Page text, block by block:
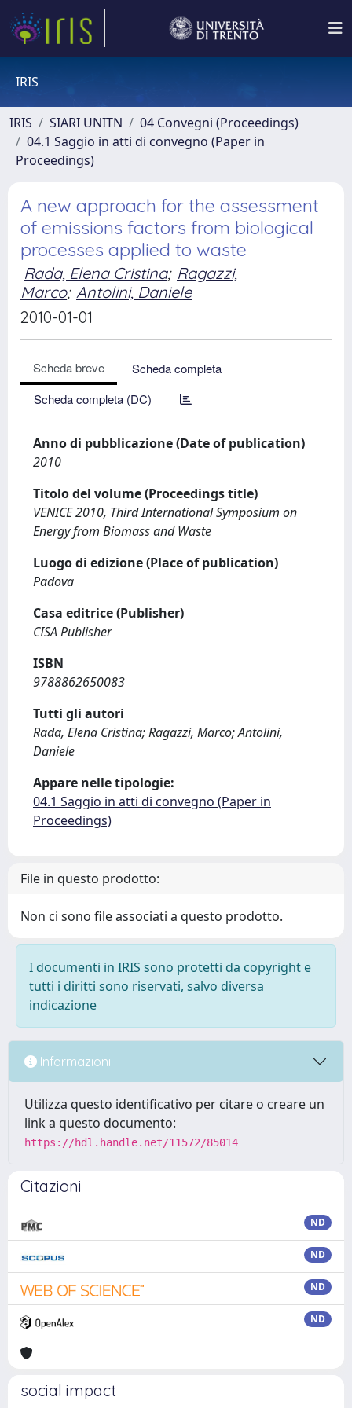
IRIS
IRIS SIARI UNITN
04 Convegni (Proceedings)
04.1 Saggio in atti di convegno (Paper in
Proceedings)
A new approach for the assessment
of emissions factors from biological
processes applied to waste
Rada, Elena Cristina; Ragazzi,
Marco; Antolini, Daniele
2010-01-01
Scheda breve
Scheda completa
Scheda completa (DC)
Anno di pubblicazione (Date of publication)
2010
Titolo del volume (Proceedings title)
VENICE 2010, Third International Symposium on
Energy from Biomass and Waste
Luogo di edizione (Place of publication)
Padova
Casa editrice (Publisher)
CISA Publisher
ISBN
9788862650083
Tutti gli autori
Rada, Elena Cristina; Ragazzi, Marco; Antolini,
Daniele
Appare nelle tipologie:
04.1 Saggio in atti di convegno (Paper in
Proceedings)
File in questo prodotto:
Non ci sono file associati a questo prodotto.
I documenti in IRIS sono protetti da copyright e
tutti i diritti sono riservati, salvo diversa
indicazione
Informazioni
Utilizza questo identificativo per citare o creare un
link a questo documento:
https://hdl.handle.net/11572/85014
Citazioni
ND
ND
ND
ND
social impact